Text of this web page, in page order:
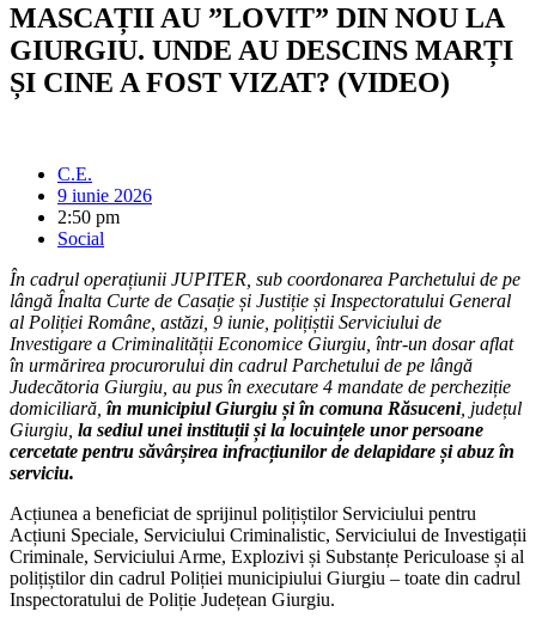
MASCAȚII AU ”LOVIT” DIN NOU LA
GIURGIU. UNDE AU DESCINS MARȚI
ȘI CINE A FOST VIZAT? (VIDEO)
C.E.
9 iunie 2026
2:50 pm
Social
În cadrul operațiunii JUPITER, sub coordonarea Parchetului de pe
lângă Înalta Curte de Casație și Justiție și Inspectoratului General
al Poliției Române, astăzi, 9 iunie, polițiștii Serviciului de
Investigare a Criminalității Economice Giurgiu, într-un dosar aflat
în urmărirea procurorului din cadrul Parchetului de pe lângă
Judecătoria Giurgiu, au pus în executare 4 mandate de percheziție
domiciliară, în municipiul Giurgiu și în comuna Răsuceni, județul
Giurgiu, la sediul unei instituții și la locuințele unor persoane
cercetate pentru săvârșirea infracțiunilor de delapidare și abuz în
serviciu.
Acțiunea a beneficiat de sprijinul polițiștilor Serviciului pentru
Acțiuni Speciale, Serviciului Criminalistic, Serviciului de Investigații
Criminale, Serviciului Arme, Explozivi și Substanțe Periculoase și al
polițiștilor din cadrul Poliției municipiului Giurgiu – toate din cadrul
Inspectoratului de Poliție Județean Giurgiu.